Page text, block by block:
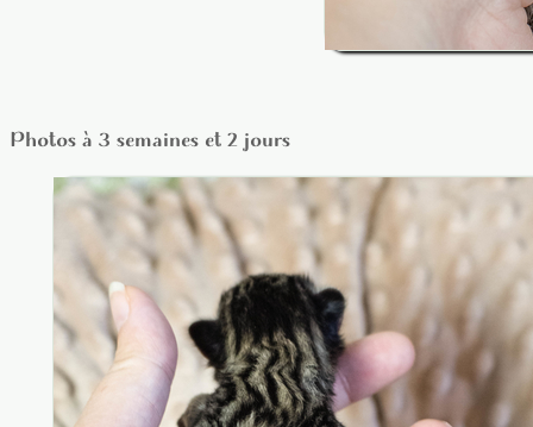
Photos à 3 semaines et 2 jours